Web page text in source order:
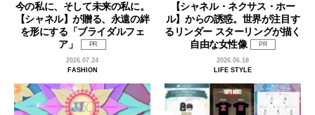
今の私に、そして未来の私に。
【シャネル】が贈る、永遠の絆
を形にする「ブライダルフェ
ア」
PR
2026.07.24
FASHION
【シャネル・ネクサス・ホー
ル】からの誘惑。世界が注目す
るリンダー スターリングが描く
自由な女性像
PR
2026.06.18
LIFE STYLE